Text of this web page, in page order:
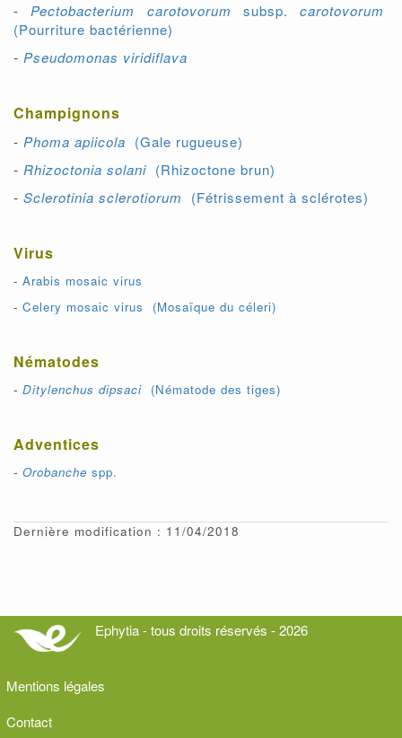
-Pectobacterium carotovorum subsp. carotovorum
(Pourriture bactérienne)
- Pseudomonas viridiflava
Champignons
- Phoma apiicola (Gale rugueuse)
- Rhizoctonia solani (Rhizoctone brun)
- Sclerotinia sclerotiorum (Fétrissement à sclérotes)
Virus
- Arabis mosaic virus
- Celery mosaic virus (Mosaïque du céleri)
Nématodes
- Ditylenchus dipsaci (Nématode des tiges)
Adventices
- Orobanche spp.
Dernière modification : 11/04/2018
Ephytia - tous droits réservés - 2026
Mentions légales
Contact